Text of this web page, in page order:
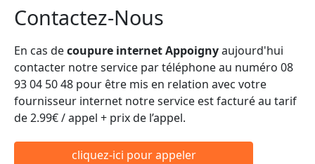
Contactez-Nous
En cas decoupure internet Appoignyaujourd'hui
contacter notre service par téléphone au numéro 08
93 04 50 48 pour être mis en relation avec votre
fournisseur internet notre service est facturé au tarif
de 2.99€ / appel + prix de l’appel.
cliquez-ici pour appeler